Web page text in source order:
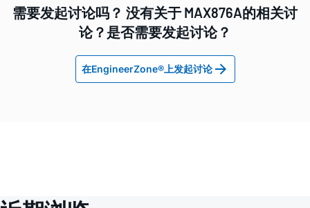
需要发起讨论吗？ 没有关于 MAX876A的相关讨
论？是否需要发起讨论？
在EngineerZone®上发起讨论